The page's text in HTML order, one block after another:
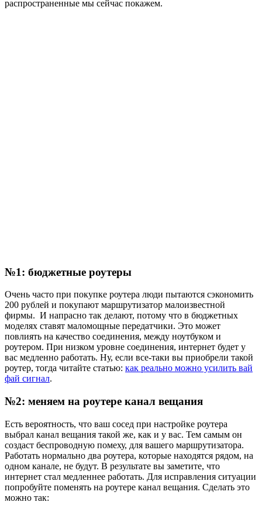
распространенные мы сейчас покажем.
№1: бюджетные роутеры
Очень часто при покупке роутера люди пытаются сэкономить
200 рублей и покупают маршрутизатор малоизвестной
фирмы. И напрасно так делают, потому что в бюджетных
моделях ставят маломощные передатчики. Это может
повлиять на качество соединения, между ноутбуком и
роутером. При низком уровне соединения, интернет будет у
вас медленно работать. Ну, если все-таки вы приобрели такой
роутер, тогда читайте статью: как реально можно усилить вай
фай сигнал.
№2: меняем на роутере канал вещания
Есть вероятность, что ваш сосед при настройке роутера
выбрал канал вещания такой же, как и у вас. Тем самым он
создаст беспроводную помеху, для вашего маршрутизатора.
Работать нормально два роутера, которые находятся рядом, на
одном канале, не будут. В результате вы заметите, что
интернет стал медленнее работать. Для исправления ситуации
попробуйте поменять на роутере канал вещания. Сделать это
можно так: